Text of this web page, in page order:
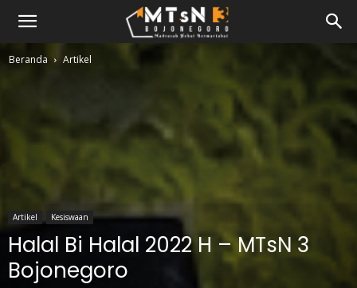
Beranda Artikel
Artikel Kesiswaan
Halal Bi Halal 2022 H – MTsN 3
Bojonegoro